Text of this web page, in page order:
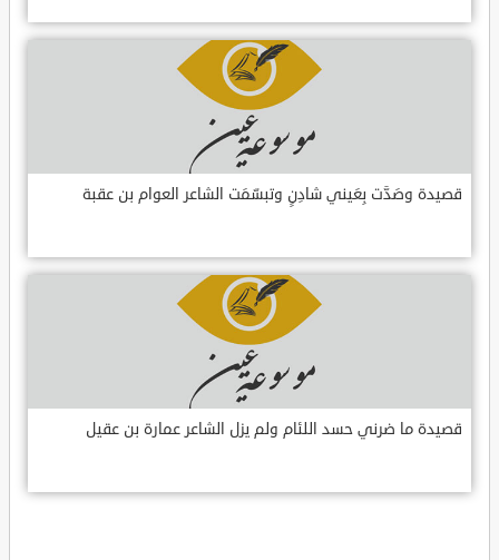
قصيدة وصَدَّت بِعَيني شادِنٍ وتبسّمَت الشاعر العوام بن عقبة
قصيدة ما ضرني حسد اللئام ولم يزل الشاعر عمارة بن عقيل